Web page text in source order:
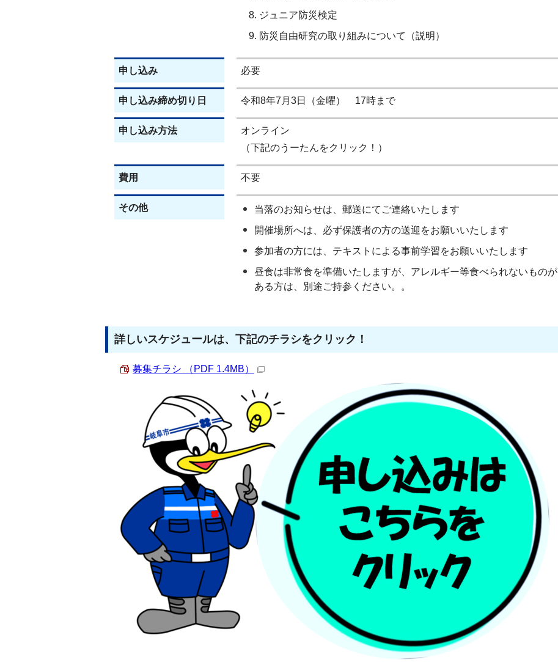
ジュニア防災検定
防災自由研究の取り組みについて（説明）
申し込み 必要
申し込み締め切り日 令和8年7月3日（金曜） 17時まで
申し込み方法
オンライン
（下記のうーたんをクリック！）
費用 不要
その他
当落のお知らせは、郵送にてご連絡いたします
開催場所へは、必ず保護者の方の送迎をお願いいたします
参加者の方には、テキストによる事前学習をお願いいたします
昼食は非常食を準備いたしますが、アレルギー等食べられないものが
ある方は、別途ご持参ください。。
詳しいスケジュールは、下記のチラシをクリック！
募集チラシ （PDF 1.4MB）